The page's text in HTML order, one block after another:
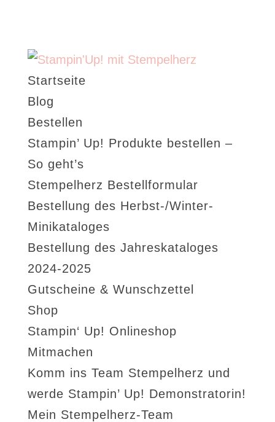
Startseite
Blog
Bestellen
Stampin’ Up! Produkte bestellen –
So geht’s
Stempelherz Bestellformular
Bestellung des Herbst-/Winter-
Minikataloges
Bestellung des Jahreskataloges
2024-2025
Gutscheine & Wunschzettel
Shop
Stampin‘ Up! Onlineshop
Mitmachen
Komm ins Team Stempelherz und
werde Stampin’ Up! Demonstratorin!
Mein Stempelherz-Team